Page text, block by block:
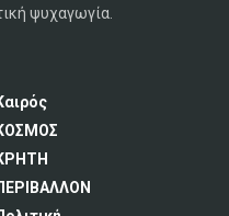
ψυχαγωγία.